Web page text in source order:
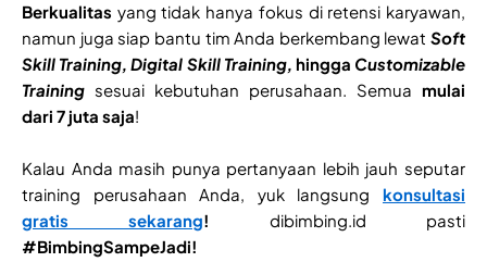
Berkualitas yang tidak hanya fokus di retensi karyawan,
namun juga siap bantu tim Anda berkembang lewat Soft
Skill Training, Digital Skill Training, hingga Customizable
Training sesuai kebutuhan perusahaan. Semua mulai
dari 7 juta saja!
Kalau Anda masih punya pertanyaan lebih jauh seputar
training perusahaan Anda, yuk langsung konsultasi
gratis sekarang!
dibimbing.id pasti
#BimbingSampeJadi!